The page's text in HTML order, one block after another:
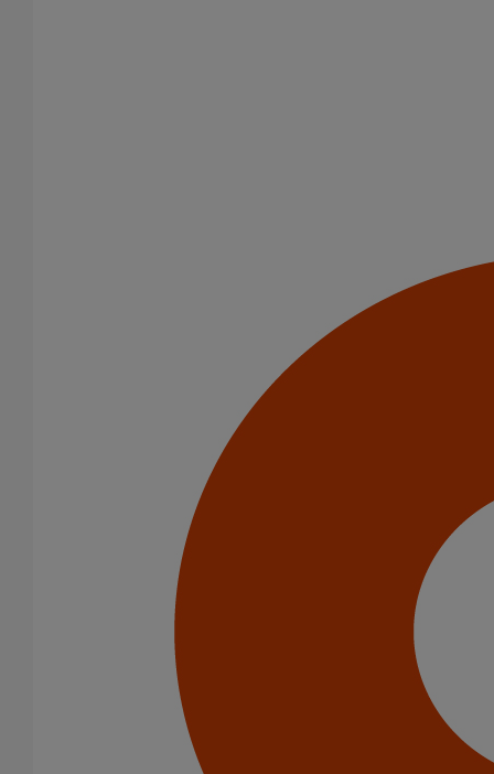
Les systèmes de canalisations Pam Building sont conformes à la
norme européenne EN 877, applicable à un système (tuyaux et
raccords en fonte, raccords et accessoires pour l'évacuation des
bâtiments). Cette norme, qui définit les exigences techniques des
produits en fonte, est la plus stricte du marché.
Réaction au feu (gamme de produits),
Résistance à la pression interne,
Tolérances dimensionnelles,
Résistance à la traction, résistance à l'écrasement,
Joints et leur étanchéité,